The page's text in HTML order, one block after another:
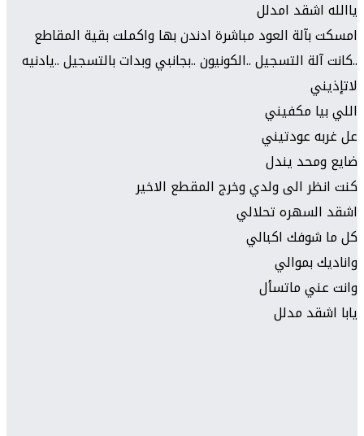
ياالله اشقد امدلل
امسكت بآلة العود مباشرة ادندن بها واكملت بقية المقاطع
..كانت آلة التسجيل ..الكونيون ..بجانبي وبدات بالتسجيل ..يادنيه
لاتإذيني
اللي بيا مكفيني
عل غربه عودتيني
ضايع ومحد يندل
كنت انظر الى ولدي وخرج المقطع الاخير
اشقد السهره تحلالي
كل ما شوفك اكبالي
واناديك بموالي
وانت عني ماتسأل
يابا اشقد مدلل